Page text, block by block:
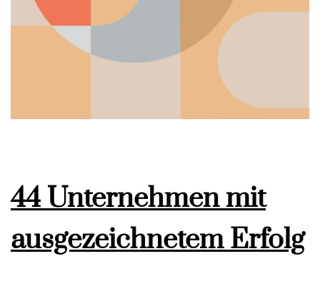
44 Unternehmen mit
ausgezeichnetem Erfolg